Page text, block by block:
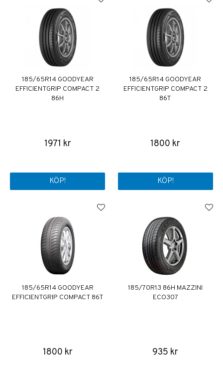
185/65R14 GOODYEAR
EFFICIENTGRIP COMPACT 2
86H
1971 kr
KÖP!
185/65R14 GOODYEAR
EFFICIENTGRIP COMPACT 2
86T
1800 kr
KÖP!
185/65R14 GOODYEAR
EFFICIENTGRIP COMPACT 86T
1800 kr
185/70R13 86H MAZZINI
ECO307
935 kr